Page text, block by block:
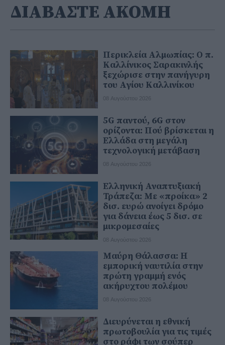
ΔΙΑΒΑΣΤΕ ΑΚΟΜΗ
Περικλεία Αλμωπίας: Ο π.
Καλλίνικος Σαρακινλής
ξεχώρισε στην πανήγυρη
του Αγίου Καλλινίκου
08 Αυγούστου 2026
5G παντού, 6G στον
ορίζοντα: Πού βρίσκεται η
Ελλάδα στη μεγάλη
τεχνολογική μετάβαση
08 Αυγούστου 2026
Ελληνική Αναπτυξιακή
Τράπεζα: Με «προίκα» 2
δισ. ευρώ ανοίγει δρόμο
για δάνεια έως 5 δισ. σε
μικρομεσαίες
08 Αυγούστου 2026
Μαύρη Θάλασσα: Η
εμπορική ναυτιλία στην
πρώτη γραμμή ενός
ακήρυχτου πολέμου
08 Αυγούστου 2026
Διευρύνεται η εθνική
πρωτοβουλία για τις τιμές
στο ράφι των σούπερ